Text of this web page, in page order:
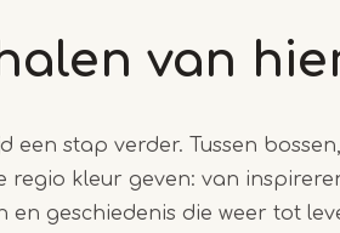
van
stap verder. Tussen bossen,
kleur geven: van
geschiedenis die weer tot